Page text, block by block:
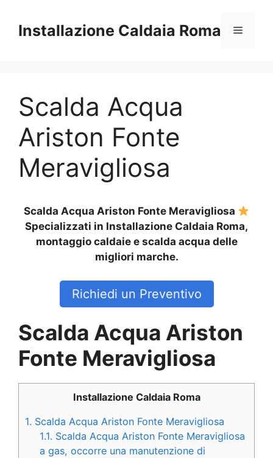
contenuto
Installazione Caldaia Roma Menu
Scalda Acqua
Ariston Fonte
Meravigliosa
Scalda Acqua Ariston Fonte Meravigliosa
Specializzati in Installazione Caldaia Roma,
montaggio caldaie e scalda acqua delle
migliori marche.
Richiedi un Preventivo
Scalda Acqua Ariston
Fonte Meravigliosa
Installazione Caldaia Roma
1. Scalda Acqua Ariston Fonte Meravigliosa
1.1. Scalda Acqua Ariston Fonte Meravigliosa
a gas, occorre una manutenzione di